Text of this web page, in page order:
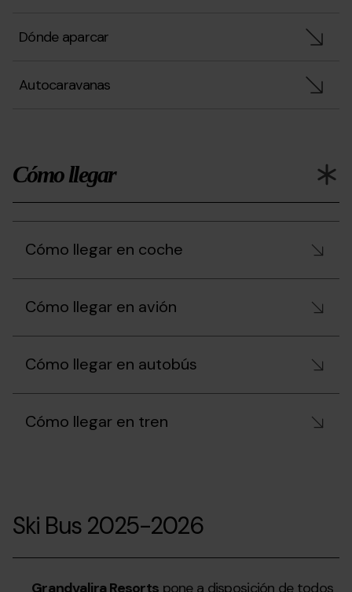
Dónde aparcar
Autocaravanas
Cómo llegar
Cómo llegar en coche
Cómo llegar en avión
Cómo llegar en autobús
Cómo llegar en tren
Ski Bus 2025-2026
Grandvalira Resorts pone a disposición de todos